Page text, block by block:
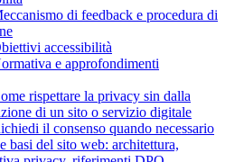
di feedback e procedura di
accessibilità
e approfondimenti
rispettare la privacy sin dalla
di un sito o servizio digitale
il consenso quando necessario
basi del sito web: architettura,